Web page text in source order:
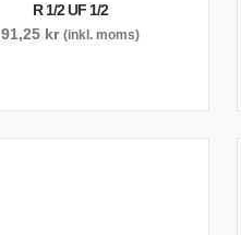
R 1/2 UF 1/2
91,25 kr (inkl. moms)